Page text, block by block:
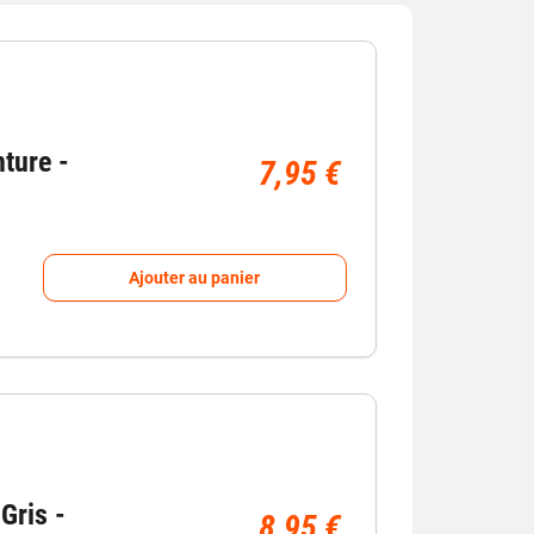
de s’adapter à tous les intérieurs :
tout en conservant une taille universelle
-
7,95 €
Ajouter au panier
-